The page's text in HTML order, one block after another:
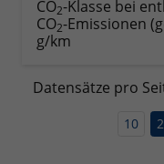
CO2-Klasse bei
CO2-Emissionen
g/km
Datensätze pro
10